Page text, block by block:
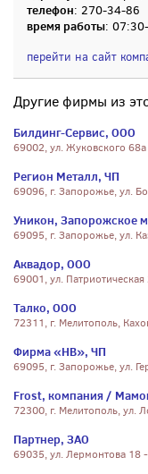
телефон: 270-34-86
время работы:
перейти на сайт
Другие фирмы из
Билдинг-Сервис, ООО
69002, ул. Жуковского 68а
Регион Металл, ЧП
69096, г. Запорожье, ул.
Уникон, Запорожское
69095, г. Запорожье, ул.
Аквадор, ООО
69001, ул. Патриотическая
Талко, ООО
72311, г. Мелитополь,
Фирма «НВ», ЧП
69095, г. Запорожье, ул.
Frost, компания /
72300, г. Мелитополь, ул.
Партнер, ЗАО
69035, ул. Лермонтова 18